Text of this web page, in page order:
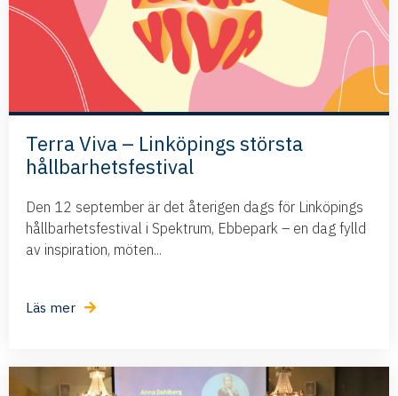
Terra Viva – Linköpings största
hållbarhetsfestival
Den 12 september är det återigen dags för Linköpings
hållbarhetsfestival i Spektrum, Ebbepark – en dag fylld
av inspiration, möten...
Läs mer